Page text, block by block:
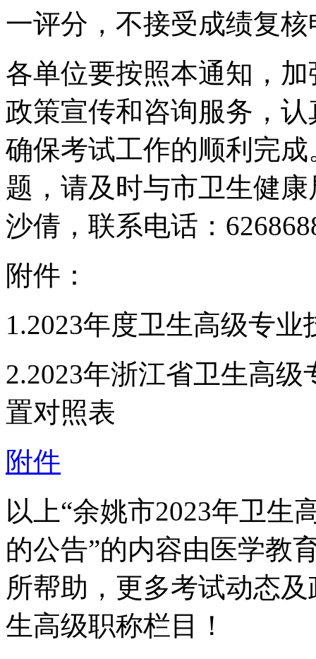
一评分，不接受成绩复核
各单位要按照本通知，
政策宣传和咨询服务，
确保考试工作的顺利完
题，请及时与市卫生健
沙倩，联系电话：
附件：
1.2023年度卫生高级专
2.2023年浙江省卫生高
置对照表
附件
以上“余姚市2023年卫生
的公告”的内容由医学教
所帮助，更多考试动态
生高级职称栏目！